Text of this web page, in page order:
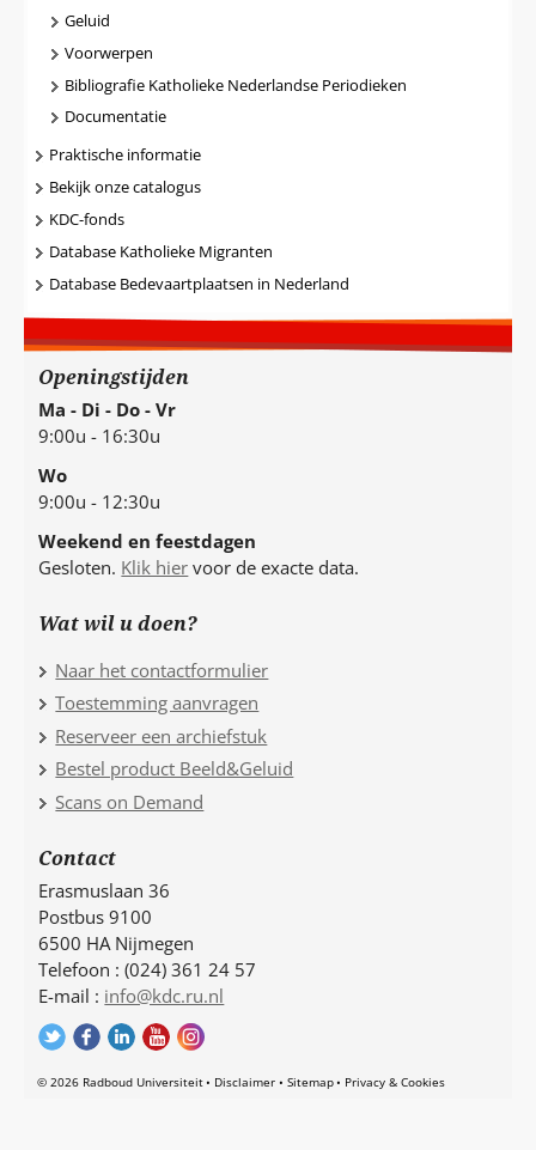
Geluid
Voorwerpen
Bibliografie Katholieke Nederlandse Periodieken
Documentatie
Praktische informatie
Bekijk onze catalogus
KDC-fonds
Database Katholieke Migranten
Database Bedevaartplaatsen in Nederland
Openingstijden
Ma - Di - Do - Vr
9:00u - 16:30u
Wo
9:00u - 12:30u
Weekend en feestdagen
Gesloten. Klik hier voor de exacte data.
Wat wil u doen?
Naar het contactformulier
Toestemming aanvragen
Reserveer een archiefstuk
Bestel product Beeld&Geluid
Scans on Demand
Contact
Erasmuslaan 36
Postbus 9100
6500 HA Nijmegen
Telefoon : (024) 361 24 57
E-mail : info@kdc.ru.nl
© 2026 Radboud Universiteit Disclaimer Sitemap Privacy & Cookies